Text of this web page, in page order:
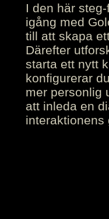
I den här
igång med
till att skapa
Därefter
starta ett nytt
konfigurerar
mer personlig
att inleda en
interaktionens